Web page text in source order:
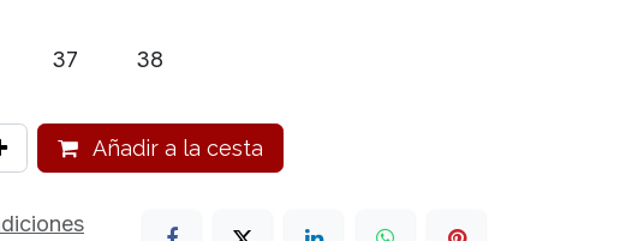
37 38
Añadir a la cesta